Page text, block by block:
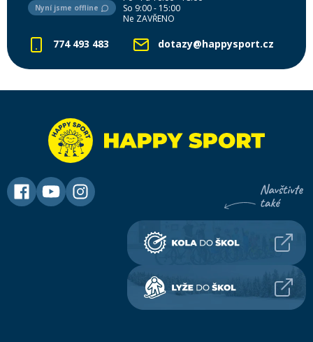
Nyní jsme offline
So 9:00 - 15:00
Ne ZAVŘENO
774 493 483 dotazy@happysport.cz